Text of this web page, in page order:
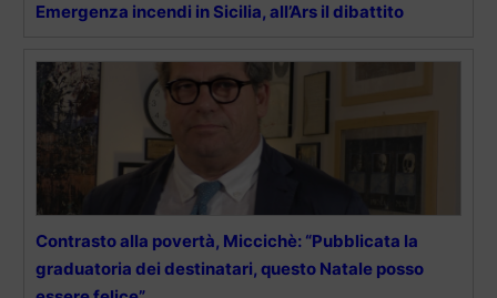
Emergenza incendi in Sicilia, all’Ars il dibattito
Contrasto alla povertà, Miccichè: “Pubblicata la
graduatoria dei destinatari, questo Natale posso